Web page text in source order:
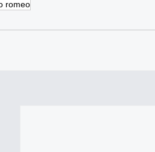
romeo